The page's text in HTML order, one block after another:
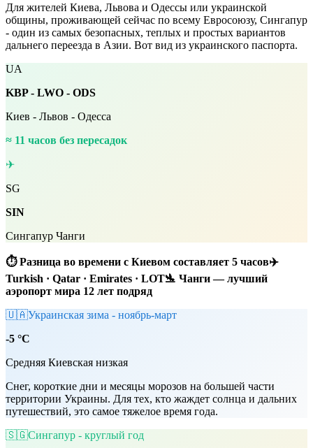
Для жителей Киева, Львова и Одессы или украинской
общины, проживающей сейчас по всему Евросоюзу, Сингапур
- один из самых безопасных, теплых и простых вариантов
дальнего переезда в Азии. Вот вид из украинского паспорта.
UA
KBP - LWO - ODS
Киев - Львов - Одесса
≈ 11 часов без пересадок
✈
SG
SIN
Сингапур Чанги
⏱ Разница во времени с Киевом составляет 5 часов✈
Turkish · Qatar · Emirates · LOT🛬 Чанги — лучший
аэропорт мира 12 лет подряд
🇺🇦Украинская зима - ноябрь-март
-5 °C
Средняя Киевская низкая
Снег, короткие дни и месяцы морозов на большей части
территории Украины. Для тех, кто жаждет солнца и дальних
путешествий, это самое тяжелое время года.
🇸🇬Сингапур - круглый год